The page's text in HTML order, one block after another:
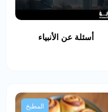
أسئلة عن الأنبياء
المطبخ